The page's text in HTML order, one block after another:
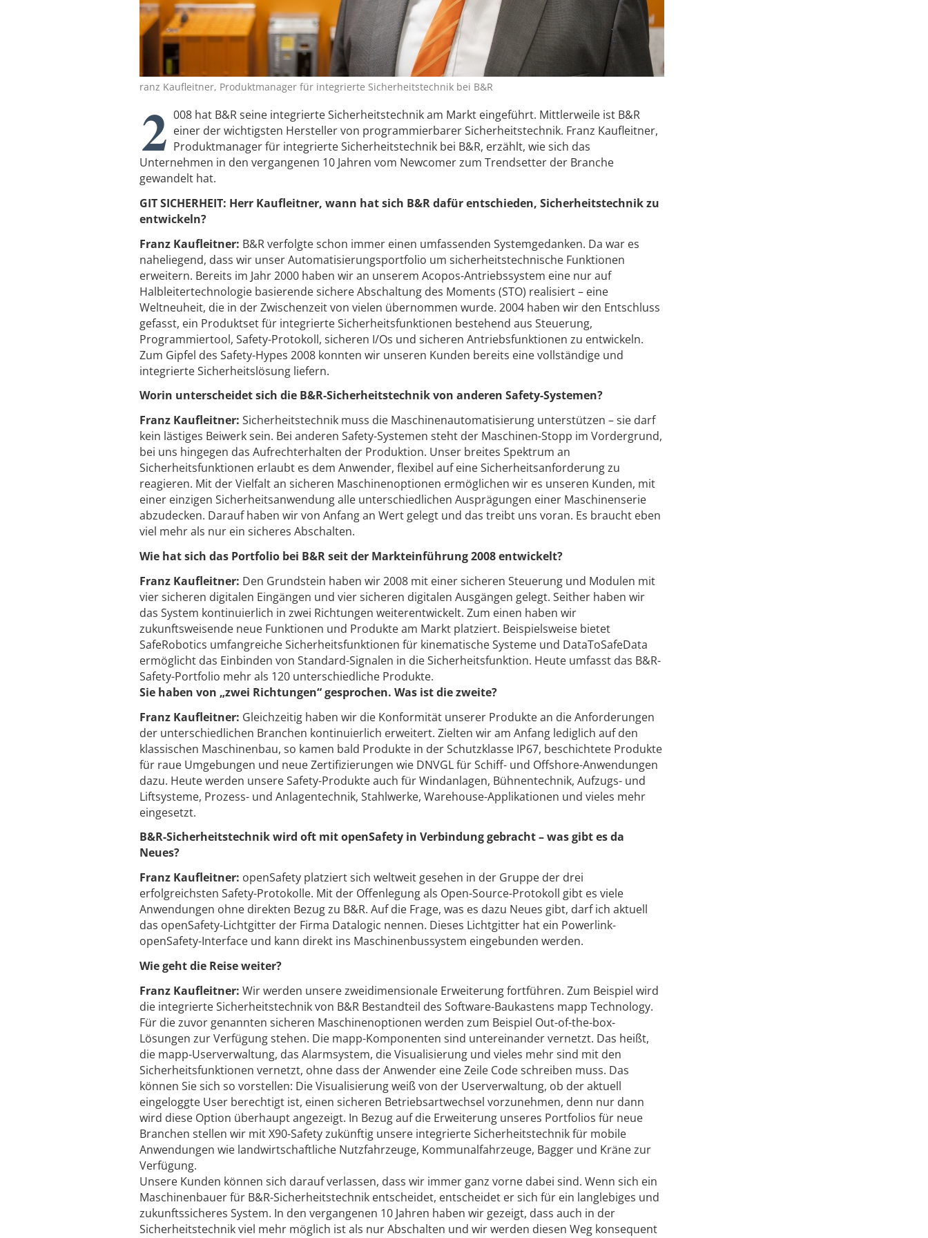
ranz Kaufleitner, Produktmanager für integrierte Sicherheitstechnik bei B&R
2 008 hat B&R seine integrierte Sicherheitstechnik am Markt eingeführt. Mittlerweile ist B&R
einer der wichtigsten Hersteller von programmierbarer Sicherheitstechnik. Franz Kaufleitner,
Produktmanager für integrierte Sicherheitstechnik bei B&R, erzählt, wie sich das
Unternehmen in den vergangenen 10 Jahren vom Newcomer zum Trendsetter der Branche
gewandelt hat.
GIT SICHERHEIT: Herr Kaufleitner, wann hat sich B&R dafür entschieden, Sicherheitstechnik zu
entwickeln?
Franz Kaufleitner: B&R verfolgte schon immer einen umfassenden Systemgedanken. Da war es
naheliegend, dass wir unser Automatisierungsportfolio um sicherheitstechnische Funktionen
erweitern. Bereits im Jahr 2000 haben wir an unserem Acopos-Antriebssystem eine nur auf
Halbleitertechnologie basierende sichere Abschaltung des Moments (STO) realisiert – eine
Weltneuheit, die in der Zwischenzeit von vielen übernommen wurde. 2004 haben wir den Entschluss
gefasst, ein Produktset für integrierte Sicherheitsfunktionen bestehend aus Steuerung,
Programmiertool, Safety-Protokoll, sicheren I/Os und sicheren Antriebsfunktionen zu entwickeln.
Zum Gipfel des Safety-Hypes 2008 konnten wir unseren Kunden bereits eine vollständige und
integrierte Sicherheitslösung liefern.
Worin unterscheidet sich die B&R-Sicherheitstechnik von anderen Safety-Systemen?
Franz Kaufleitner: Sicherheitstechnik muss die Maschinenautomatisierung unterstützen – sie darf
kein lästiges Beiwerk sein. Bei anderen Safety-Systemen steht der Maschinen-Stopp im Vordergrund,
bei uns hingegen das Aufrechterhalten der Produktion. Unser breites Spektrum an
Sicherheitsfunktionen erlaubt es dem Anwender, flexibel auf eine Sicherheitsanforderung zu
reagieren. Mit der Vielfalt an sicheren Maschinenoptionen ermöglichen wir es unseren Kunden, mit
einer einzigen Sicherheitsanwendung alle unterschiedlichen Ausprägungen einer Maschinenserie
abzudecken. Darauf haben wir von Anfang an Wert gelegt und das treibt uns voran. Es braucht eben
viel mehr als nur ein sicheres Abschalten.
Wie hat sich das Portfolio bei B&R seit der Markteinführung 2008 entwickelt?
Franz Kaufleitner: Den Grundstein haben wir 2008 mit einer sicheren Steuerung und Modulen mit
vier sicheren digitalen Eingängen und vier sicheren digitalen Ausgängen gelegt. Seither haben wir
das System kontinuierlich in zwei Richtungen weiterentwickelt. Zum einen haben wir
zukunftsweisende neue Funktionen und Produkte am Markt platziert. Beispielsweise bietet
SafeRobotics umfangreiche Sicherheitsfunktionen für kinematische Systeme und DataToSafeData
ermöglicht das Einbinden von Standard-Signalen in die Sicherheitsfunktion. Heute umfasst das B&R-
Safety-Portfolio mehr als 120 unterschiedliche Produkte.
Sie haben von „zwei Richtungen“ gesprochen. Was ist die zweite?
Franz Kaufleitner: Gleichzeitig haben wir die Konformität unserer Produkte an die Anforderungen
der unterschiedlichen Branchen kontinuierlich erweitert. Zielten wir am Anfang lediglich auf den
klassischen Maschinenbau, so kamen bald Produkte in der Schutzklasse IP67, beschichtete Produkte
für raue Umgebungen und neue Zertifizierungen wie DNVGL für Schiff- und Offshore-Anwendungen
dazu. Heute werden unsere Safety-Produkte auch für Windanlagen, Bühnentechnik, Aufzugs- und
Liftsysteme, Prozess- und Anlagentechnik, Stahlwerke, Warehouse-Applikationen und vieles mehr
eingesetzt.
B&R-Sicherheitstechnik wird oft mit openSafety in Verbindung gebracht – was gibt es da
Neues?
Franz Kaufleitner: openSafety platziert sich weltweit gesehen in der Gruppe der drei
erfolgreichsten Safety-Protokolle. Mit der Offenlegung als Open-Source-Protokoll gibt es viele
Anwendungen ohne direkten Bezug zu B&R. Auf die Frage, was es dazu Neues gibt, darf ich aktuell
das openSafety-Lichtgitter der Firma Datalogic nennen. Dieses Lichtgitter hat ein Powerlink-
openSafety-Interface und kann direkt ins Maschinenbussystem eingebunden werden.
Wie geht die Reise weiter?
Franz Kaufleitner: Wir werden unsere zweidimensionale Erweiterung fortführen. Zum Beispiel wird
die integrierte Sicherheitstechnik von B&R Bestandteil des Software-Baukastens mapp Technology.
Für die zuvor genannten sicheren Maschinenoptionen werden zum Beispiel Out-of-the-box-
Lösungen zur Verfügung stehen. Die mapp-Komponenten sind untereinander vernetzt. Das heißt,
die mapp-Userverwaltung, das Alarmsystem, die Visualisierung und vieles mehr sind mit den
Sicherheitsfunktionen vernetzt, ohne dass der Anwender eine Zeile Code schreiben muss. Das
können Sie sich so vorstellen: Die Visualisierung weiß von der Userverwaltung, ob der aktuell
eingeloggte User berechtigt ist, einen sicheren Betriebsartwechsel vorzunehmen, denn nur dann
wird diese Option überhaupt angezeigt. In Bezug auf die Erweiterung unseres Portfolios für neue
Branchen stellen wir mit X90-Safety zukünftig unsere integrierte Sicherheitstechnik für mobile
Anwendungen wie landwirtschaftliche Nutzfahrzeuge, Kommunalfahrzeuge, Bagger und Kräne zur
Verfügung.
Unsere Kunden können sich darauf verlassen, dass wir immer ganz vorne dabei sind. Wenn sich ein
Maschinenbauer für B&R-Sicherheitstechnik entscheidet, entscheidet er sich für ein langlebiges und
zukunftssicheres System. In den vergangenen 10 Jahren haben wir gezeigt, dass auch in der
Sicherheitstechnik viel mehr möglich ist als nur Abschalten und wir werden diesen Weg konsequent